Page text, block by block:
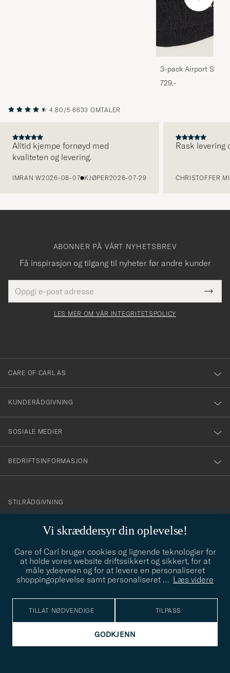
3-pack Airport
Melange
729,-
4.80/5 6633 OMTALER
Alltid kjempe fornøyd med
kvaliteten og levering.
IMRAN W2026-08-07 KJØPER2026-07-29
Rask levering
CHRISTOFFER
Vi skræddersyr din oplevelse!
Care of Carl bruger cookies og lignende teknologier for
at holde vores website driftssikkert og sikkert, for at
måle ydeevnen og for at levere en personaliseret
shoppingoplevelse samt personaliseret … Læs videre
TILLAT NØDVENDIGE TILPASS
GODKJENN
ABONNER PÅ VÅRT NYHETSBREV
Få inspirasjon og tilgang til nyheter før andre kunder
postadresse
felt
Tack
för
dig
till
vårt
nyhetsbrev!
LES MER OM VÅR INTEGRITETSPOLICY
CARE OF CARL AS
KUNDERÅDGIVNING
SOSIALE MEDIER
BEDRIFTSINFORMASJON
info@careofcarl.no
STILRÅDGIVNING
STILRÅDGIVNING
© Care of Carl 2026